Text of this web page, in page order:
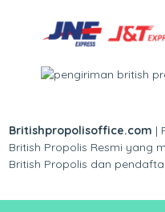
Britishpropolisoffice.com |
British Propolis Resmi yang
British Propolis dan